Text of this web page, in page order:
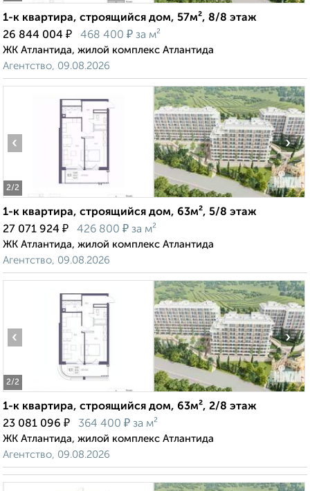
1-к квартира, строящийся дом, 57м², 8/8 этаж
26 844 004 ₽ 468 400 ₽ за м²
ЖК Атлантида, жилой комплекс Атлантида
Агентство, 09.08.2026
2/2
‹ ›
1-к квартира, строящийся дом, 63м², 5/8 этаж
27 071 924 ₽ 426 800 ₽ за м²
ЖК Атлантида, жилой комплекс Атлантида
Агентство, 09.08.2026
2/2
‹ ›
1-к квартира, строящийся дом, 63м², 2/8 этаж
23 081 096 ₽ 364 400 ₽ за м²
ЖК Атлантида, жилой комплекс Атлантида
Агентство, 09.08.2026